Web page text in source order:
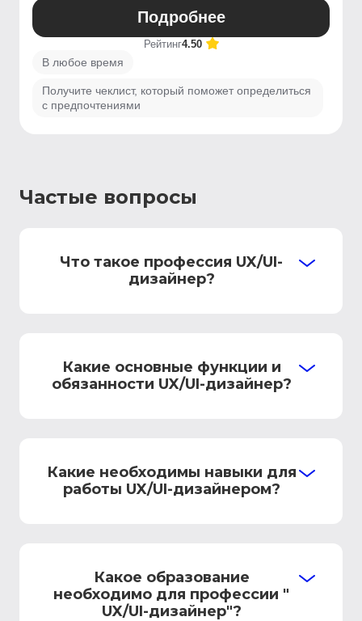
Подробнее
Рейтинг4.50
В любое время
Получите чеклист, который поможет определиться
с предпочтениями
Частые вопросы
Что такое профессия UX/UI-
дизайнер?
Какие основные функции и
обязанности UX/UI-дизайнер?
Какие необходимы навыки для
работы UX/UI-дизайнером?
Какое образование
необходимо для профессии "
UX/UI-дизайнер"?